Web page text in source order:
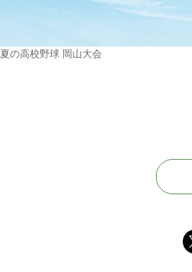
夏の高校野球 岡山大会